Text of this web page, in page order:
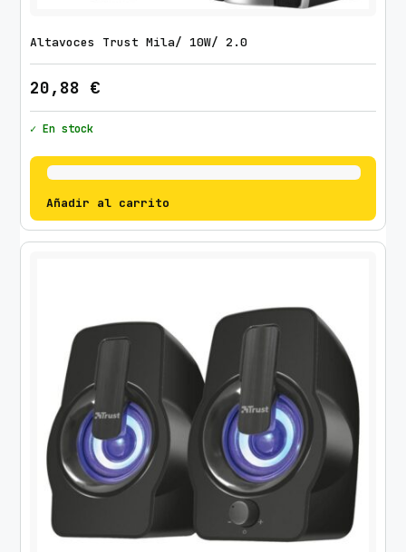
Altavoces Trust Mila/ 10W/ 2.0
20,88 €
✓ En stock
Añadir al carrito